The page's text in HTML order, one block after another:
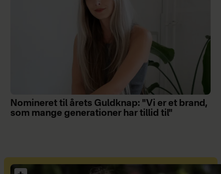
Nomineret til årets Guldknap: "Vi er et brand,
som mange generationer har tillid til"